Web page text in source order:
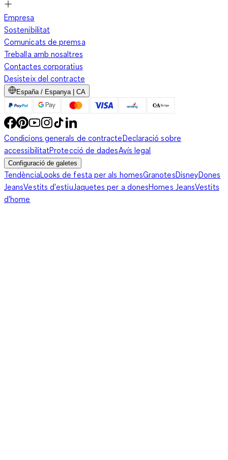
Empresa
Sostenibilitat
Comunicats de premsa
Treballa amb nosaltres
Contactes corporatius
Desisteix del contracte
España / Espanya | CA
Condicions generals de contracteDeclaració sobre
accessibilitatProtecció de dadesAvís legal
Configuració de galetes
TendènciaLooks de festa per als homesGranotesDisneyDones
JeansVestits d'estiuJaquetes per a donesHomes JeansVestits
d'home